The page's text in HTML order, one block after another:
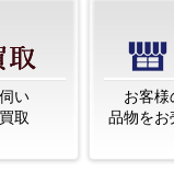
い
取
お客様
品物をお